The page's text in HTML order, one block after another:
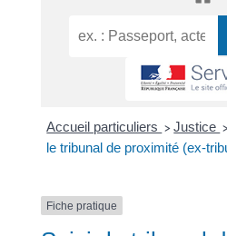
Accueil particuliers > Justice
le tribunal de proximité (ex-
Fiche pratique